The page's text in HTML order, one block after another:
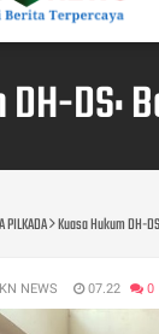
DH-DS:
PILKADA Kuasa Hukum DH-
NEWS 07.22 0